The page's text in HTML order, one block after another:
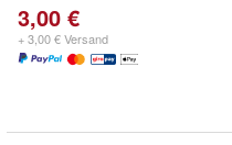
3,00 €
+ 3,00 € Versand